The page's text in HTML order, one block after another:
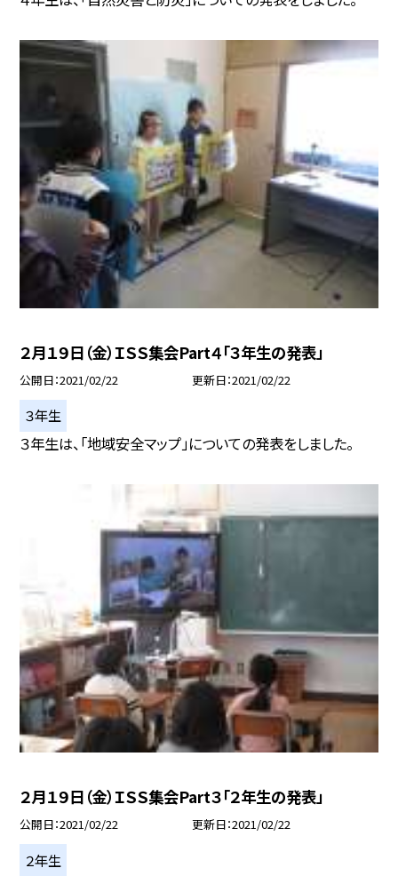
２月１９日（金）ＩＳＳ集会Part４「３年生の発表」
公開日 2021/02/22 更新日 2021/02/22
３年生
３年生は、「地域安全マップ」についての発表をしました。
２月１９日（金）ＩＳＳ集会Part３「２年生の発表」
公開日 2021/02/22 更新日 2021/02/22
２年生